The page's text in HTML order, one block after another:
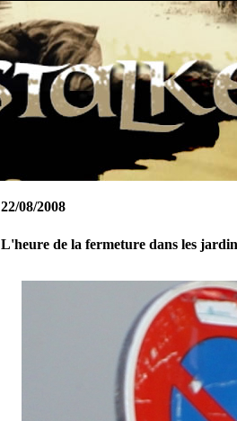
22/08/2008
L'heure de la fermeture dans les